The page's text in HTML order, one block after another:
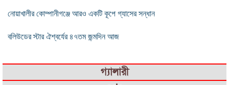
নোয়াখালীর কোম্পানীগঞ্জে আরও একটি কূপে গ্যাসের সন্ধান
বলিউডের স্টার ঐশ্বর্যের ৪৭তম জন্মদিন আজ
গ্যালারী